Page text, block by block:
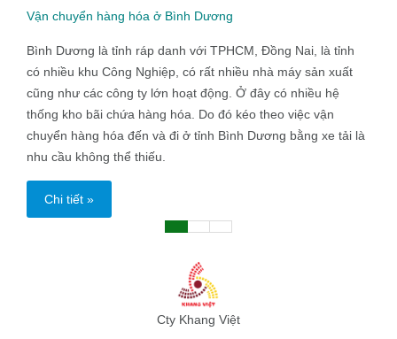
Vận chuyển hàng hóa ở Bình Dương
Bình Dương là tỉnh ráp danh với TPHCM, Đồng Nai, là tỉnh
có nhiều khu Công Nghiệp, có rất nhiều nhà máy sản xuất
cũng như các công ty lớn hoạt động. Ở đây có nhiều hệ
thống kho bãi chứa hàng hóa. Do đó kéo theo việc vận
chuyển hàng hóa đến và đi ở tỉnh Bình Dương bằng xe tải là
nhu cầu không thể thiếu.
Chi tiết »
Cty Khang Việt